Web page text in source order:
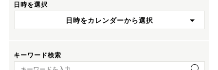
日時を選択
日時をカレンダーから選択
キーワード検索
キーワード検索